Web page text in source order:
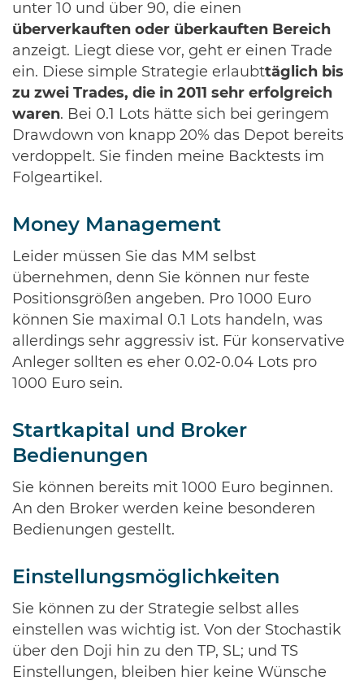
unter 10 und über 90, die einen
überverkauften oder überkauften Bereich
anzeigt. Liegt diese vor, geht er einen Trade
ein. Diese simple Strategie erlaubttäglich bis
zu zwei Trades, die in 2011 sehr erfolgreich
waren. Bei 0.1 Lots hätte sich bei geringem
Drawdown von knapp 20% das Depot bereits
verdoppelt. Sie finden meine Backtests im
Folgeartikel.
Money Management
Leider müssen Sie das MM selbst
übernehmen, denn Sie können nur feste
Positionsgrößen angeben. Pro 1000 Euro
können Sie maximal 0.1 Lots handeln, was
allerdings sehr aggressiv ist. Für konservative
Anleger sollten es eher 0.02-0.04 Lots pro
1000 Euro sein.
Startkapital und Broker
Bedienungen
Sie können bereits mit 1000 Euro beginnen.
An den Broker werden keine besonderen
Bedienungen gestellt.
Einstellungsmöglichkeiten
Sie können zu der Strategie selbst alles
einstellen was wichtig ist. Von der Stochastik
über den Doji hin zu den TP, SL; und TS
Einstellungen, bleiben hier keine Wünsche